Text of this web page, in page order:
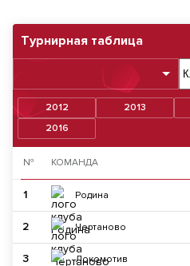
Турнирная таблица
2012 2013
2016
№ КОМАНДА
1 Родина
2 Чертаново
3 Локомотив